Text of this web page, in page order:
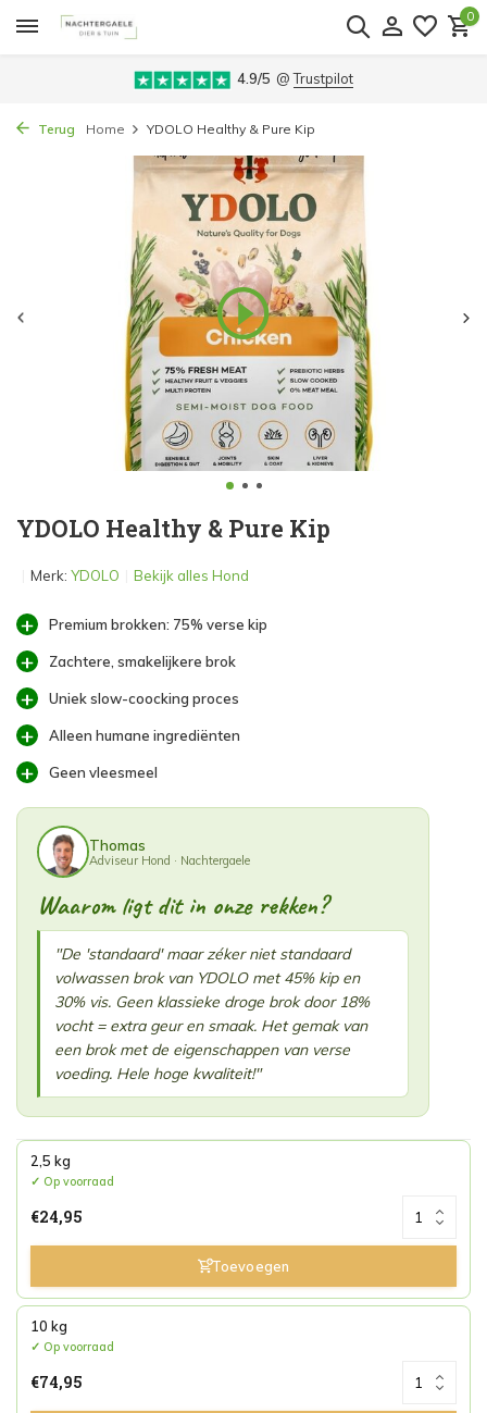
0
4.9/5 @Trustpilot
Terug Home YDOLO Healthy & Pure Kip
YDOLO Healthy & Pure Kip
Merk: YDOLO Bekijk alles Hond
Premium brokken: 75% verse kip
Zachtere, smakelijkere brok
Uniek slow-coocking proces
Alleen humane ingrediënten
Geen vleesmeel
Thomas
Adviseur Hond · Nachtergaele
Waarom ligt dit in onze rekken?
"De 'standaard' maar zéker niet standaard
volwassen brok van YDOLO met 45% kip en
30% vis. Geen klassieke droge brok door 18%
vocht = extra geur en smaak. Het gemak van
een brok met de eigenschappen van verse
voeding. Hele hoge kwaliteit!"
2,5 kg
Op voorraad
€24,95
10 kg
Op voorraad
€74,95